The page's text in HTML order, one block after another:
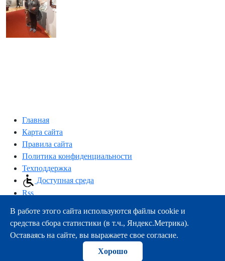
Главная
Карта сайта
Правила сайта
Политика конфиденциальности
Техподдержка
Доступная среда
Rss
163000, г.Архангельск, пр-т Троицкий, 51
тел.:+7 (8182) 21-11-63
e-mail:info@nsmu.ru
© ФГБОУ ВО СГМУ (г. Архангельск) Минздрава России
В работе этого сайта используются файлы cookie и
средства сбора статистики (в т.ч., Яндекс.Метрика).
Оставаясь на сайте, вы выражаете свое согласие.
Хорошо